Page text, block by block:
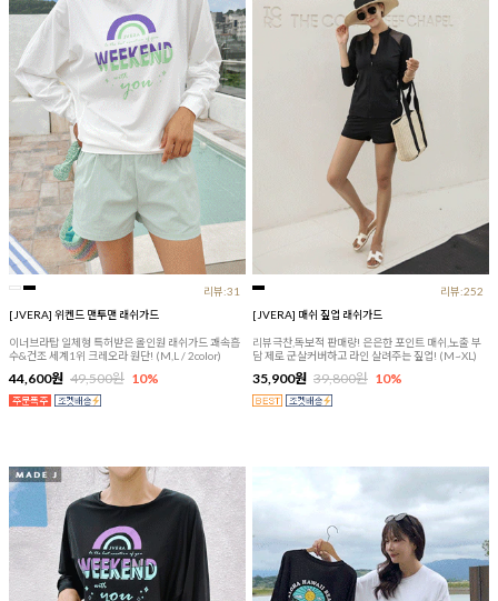
리뷰:31
[JVERA] 위켄드 맨투맨 래쉬가드
이너브라탑 일체형 특허받은 올인원 래쉬가드 쾌속흡
수&건조 세계1위 크레오라 원단! (M,L / 2color)
44,600원 49,500원 10%
리뷰:252
[JVERA] 매쉬 짚업 래쉬가드
리뷰극찬,독보적 판매량! 은은한 포인트 매쉬,노출 부
담 제로 군살커버하고 라인 살려주는 짚업! (M~XL)
35,900원 39,800원 10%